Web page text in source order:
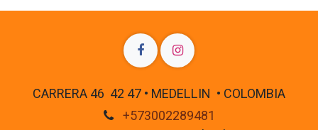
CARRERA 46 42 47 • MEDELLIN • COLOMBIA
+573002289481